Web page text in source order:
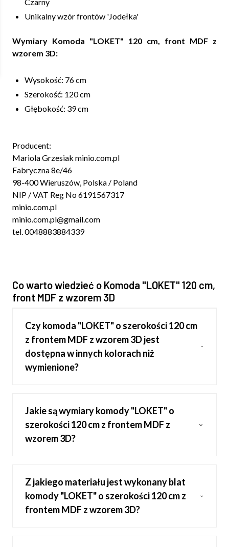
Unikalny wzór frontów 'Jodełka'
Wymiary Komoda "LOKET" 120 cm, front MDF z
wzorem 3D:
Wysokość: 76 cm
Szerokość: 120 cm
Głębokość: 39 cm
Producent:
Mariola Grzesiak minio.com.pl
Fabryczna 8e/46
98-400 Wieruszów, Polska / Poland
NIP / VAT Reg No 6191567317
minio.com.pl
minio.com.pl@gmail.com
tel. 0048883884339
Co warto wiedzieć o Komoda "LOKET" 120 cm,
front MDF z wzorem 3D
Czy komoda "LOKET" o szerokości 120 cm
z frontem MDF z wzorem 3D jest
dostępna w innych kolorach niż
wymienione?
Jakie są wymiary komody "LOKET" o
szerokości 120 cm z frontem MDF z
wzorem 3D?
Z jakiego materiału jest wykonany blat
komody "LOKET" o szerokości 120 cm z
frontem MDF z wzorem 3D?